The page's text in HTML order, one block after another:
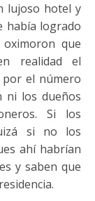
lujoso hotel y
había logrado
que
realidad el
por el número
ni los dueños
Si los
si no los
ahí habrían
y saben que